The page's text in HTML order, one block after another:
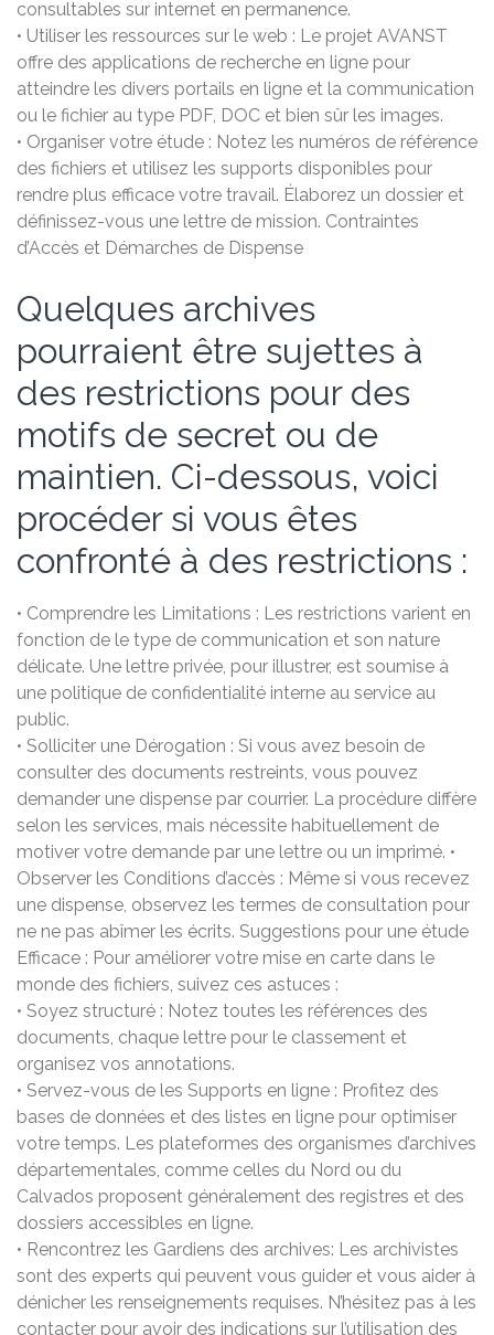
consultables sur internet en permanence.
• Utiliser les ressources sur le web : Le projet AVANST
offre des applications de recherche en ligne pour
atteindre les divers portails en ligne et la communication
ou le fichier au type PDF, DOC et bien sûr les images.
• Organiser votre étude : Notez les numéros de référence
des fichiers et utilisez les supports disponibles pour
rendre plus efficace votre travail. Élaborez un dossier et
définissez-vous une lettre de mission. Contraintes
d’Accès et Démarches de Dispense
Quelques archives
pourraient être sujettes à
des restrictions pour des
motifs de secret ou de
maintien. Ci-dessous, voici
procéder si vous êtes
confronté à des restrictions :
• Comprendre les Limitations : Les restrictions varient en
fonction de le type de communication et son nature
délicate. Une lettre privée, pour illustrer, est soumise à
une politique de confidentialité interne au service au
public.
• Solliciter une Dérogation : Si vous avez besoin de
consulter des documents restreints, vous pouvez
demander une dispense par courrier. La procédure diffère
selon les services, mais nécessite habituellement de
motiver votre demande par une lettre ou un imprimé. •
Observer les Conditions d’accès : Même si vous recevez
une dispense, observez les termes de consultation pour
ne ne pas abîmer les écrits. Suggestions pour une étude
Efficace : Pour améliorer votre mise en carte dans le
monde des fichiers, suivez ces astuces :
• Soyez structuré : Notez toutes les références des
documents, chaque lettre pour le classement et
organisez vos annotations.
• Servez-vous de les Supports en ligne : Profitez des
bases de données et des listes en ligne pour optimiser
votre temps. Les plateformes des organismes d’archives
départementales, comme celles du Nord ou du
Calvados proposent généralement des registres et des
dossiers accessibles en ligne.
• Rencontrez les Gardiens des archives: Les archivistes
sont des experts qui peuvent vous guider et vous aider à
dénicher les renseignements requises. N’hésitez pas à les
contacter pour avoir des indications sur l’utilisation des